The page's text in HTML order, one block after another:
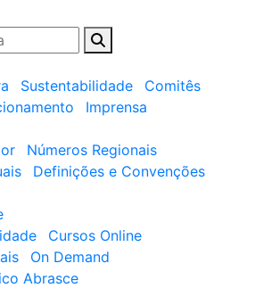
Sustentabilidade
Comitês
Imprensa
Números Regionais
Definições e Convenções
Cursos Online
On Demand
Abrasce